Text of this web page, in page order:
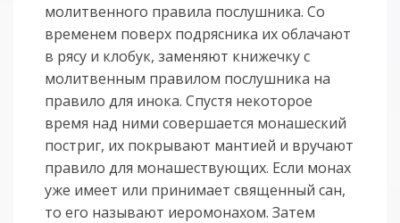
молитвенного правила послушника. Со
временем поверх подрясника их облачают
в рясу и клобук, заменяют книжечку с
молитвенным правилом послушника на
правило для инока. Спустя некоторое
время над ними совершается монашеский
постриг, их покрывают мантией и вручают
правило для монашествующих. Если монах
уже имеет или принимает священный сан,
то его называют иеромонахом. Затем